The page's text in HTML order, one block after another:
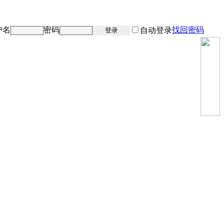
名 密码 登录 自动登录找回密码